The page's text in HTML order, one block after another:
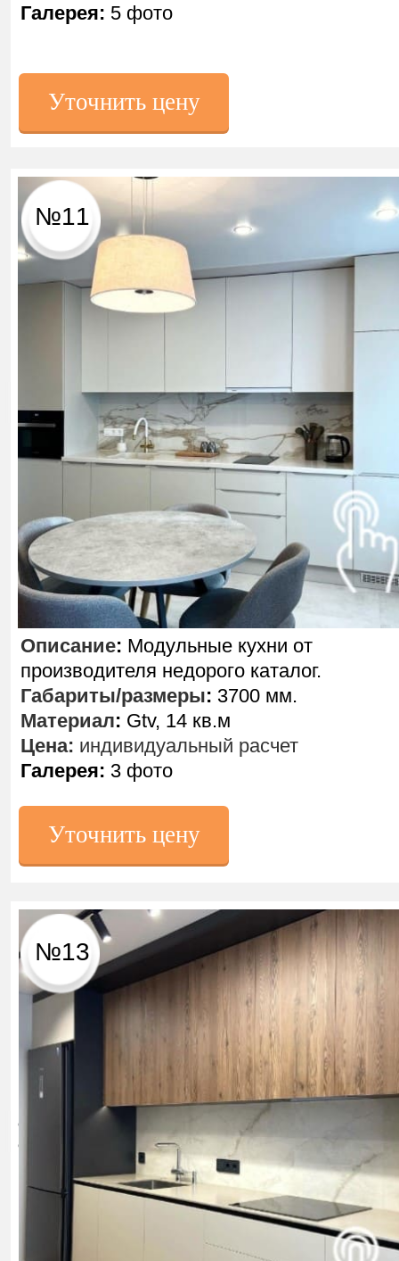
Уточнить цену
Уточнить цену
№13
№11
Галерея: 5 фото
Описание: Модульные кухни от
производителя недорого каталог.
Габариты/размеры: 3700 мм.
Материал: Gtv, 14 кв.м
Цена: индивидуальный расчет
Галерея: 3 фото